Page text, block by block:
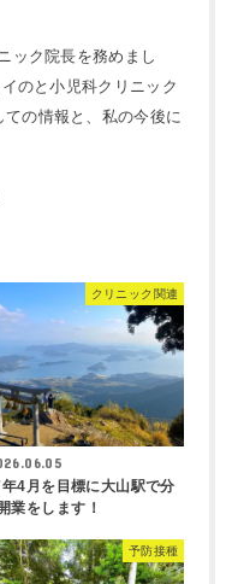
ック院長を務めまし
のと小児科クリニック
の情報と、私の今後に
クリニック関連
4月を目標に大山駅で分
業をします！
予防接種